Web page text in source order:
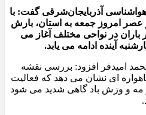
آذربایجان‌شرقی گفت: با
عصر امروز جمعه به استان، بارش
در نواحی مختلف آغاز می
آینده ادامه می یابد.
امیدفر افزود: بررسی نقشه
ای نشان می دهد که فعالیت
مه و وزش باد گاهی شدید می شود